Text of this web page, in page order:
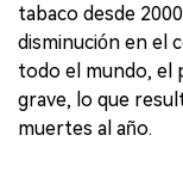
tabaco desde
disminución en el
todo el mundo, el
grave, lo que
muertes al año.